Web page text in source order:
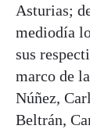
Asturias;
mediodía
sus
marco de
Núñez,
Beltrán,